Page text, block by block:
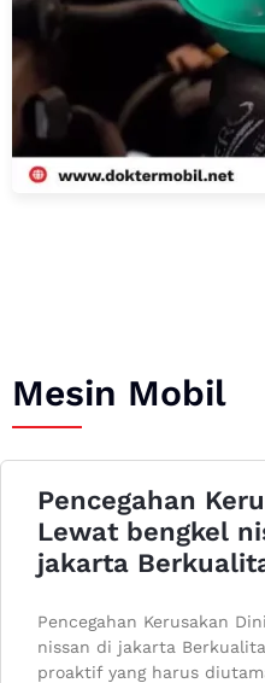
Mesin Mobil
Pencegahan
Lewat bengkel
jakarta
Pencegahan Kerusakan
nissan di jakarta
proaktif yang harus